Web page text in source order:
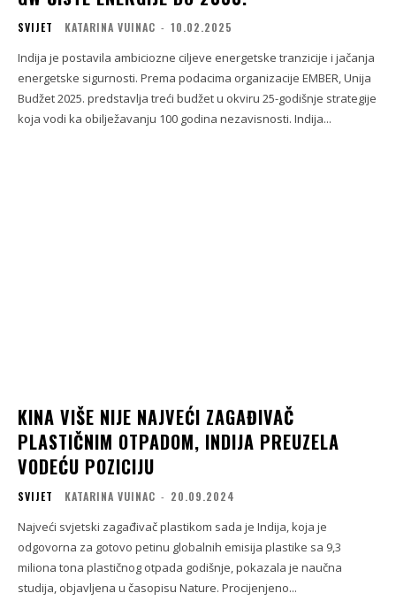
SVIJET KATARINA VUINAC - 10.02.2025
Indija je postavila ambiciozne ciljeve energetske tranzicije i jačanja
energetske sigurnosti. Prema podacima organizacije EMBER, Unija
Budžet 2025. predstavlja treći budžet u okviru 25-godišnje strategije
koja vodi ka obilježavanju 100 godina nezavisnosti. Indija...
KINA VIŠE NIJE NAJVEĆI ZAGAĐIVAČ
PLASTIČNIM OTPADOM, INDIJA PREUZELA
VODEĆU POZICIJU
SVIJET KATARINA VUINAC - 20.09.2024
Najveći svjetski zagađivač plastikom sada je Indija, koja je
odgovorna za gotovo petinu globalnih emisija plastike sa 9,3
miliona tona plastičnog otpada godišnje, pokazala je naučna
studija, objavljena u časopisu Nature. Procijenjeno...